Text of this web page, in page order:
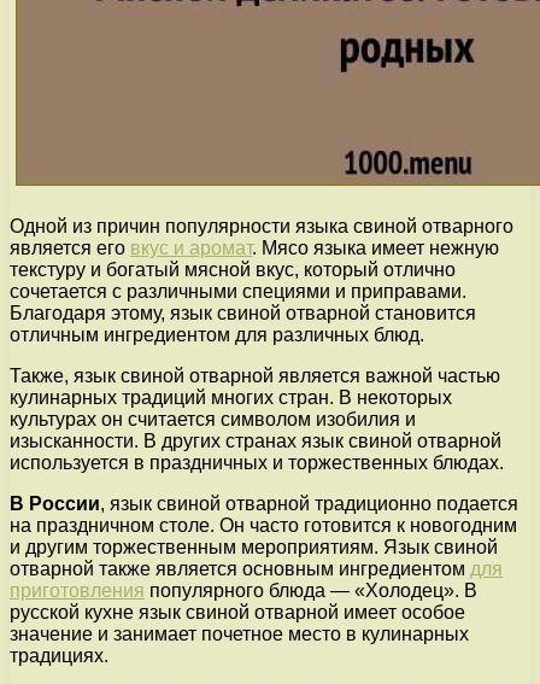
Одной из причин популярности языка свиной отварного
является его вкус и аромат. Мясо языка имеет нежную
текстуру и богатый мясной вкус, который отлично
сочетается с различными специями и приправами.
Благодаря этому, язык свиной отварной становится
отличным ингредиентом для различных блюд.
Также, язык свиной отварной является важной частью
кулинарных традиций многих стран. В некоторых
культурах он считается символом изобилия и
изысканности. В других странах язык свиной отварной
используется в праздничных и торжественных блюдах.
В России, язык свиной отварной традиционно подается
на праздничном столе. Он часто готовится к новогодним
и другим торжественным мероприятиям. Язык свиной
отварной также является основным ингредиентом для
приготовления популярного блюда — «Холодец». В
русской кухне язык свиной отварной имеет особое
значение и занимает почетное место в кулинарных
традициях.